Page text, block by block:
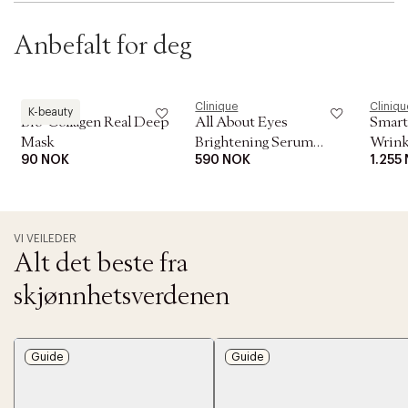
Anbefalt for deg
K-beauty
Biodance
Bio-Collagen Real Deep
Mask
90 NOK
Clinique
All About Eyes
Brightening Serum
Concentrate
590 NOK 1.255
VI VEILEDER
Alt det beste fra
skjønnhetsverdenen
Guide Guide